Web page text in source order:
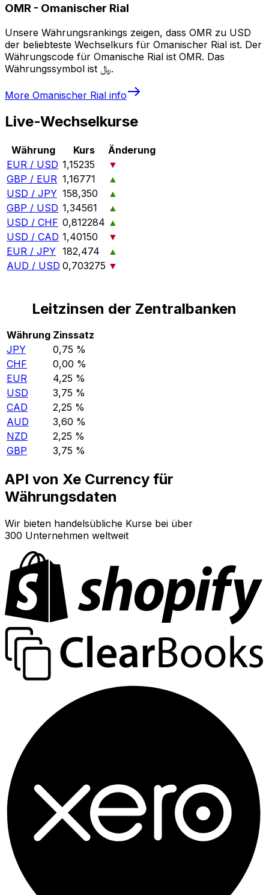
OMR - Omanischer Rial
Unsere Währungsrankings zeigen, dass OMR zu USD
der beliebteste Wechselkurs für Omanischer Rial ist. Der
Währungscode für Omanische Rial ist OMR. Das
Währungssymbol ist ﷼.
More Omanischer Rial info
Live-Wechselkurse
Währung Kurs
Änderung
EUR / USD 1,15235
▼
GBP / EUR 1,16771
▲
USD / JPY 158,350
▲
GBP / USD 1,34561
▲
USD / CHF 0,812284 ▲
USD / CAD 1,40150
▼
EUR / JPY 182,474
▲
AUD / USD 0,703275 ▼
Leitzinsen der Zentralbanken
Währung Zinssatz
JPY
0,75 %
CHF
0,00 %
EUR
4,25 %
USD
3,75 %
CAD
2,25 %
AUD
3,60 %
NZD
2,25 %
GBP
3,75 %
API von Xe Currency für
Währungsdaten
Wir bieten handelsübliche Kurse bei über
300 Unternehmen weltweit